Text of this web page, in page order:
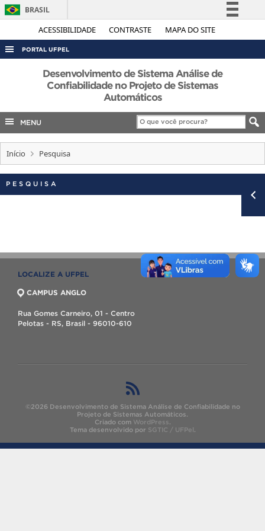
ACESSIBILIDADE CONTRASTE MAPA DO SITE
BRASIL
Simplifique!
Acesso à informação
Canais
PORTAL UFPEL
ACESSO À INFORMAÇÃO
AUDITORIA
EDITAIS
Desenvolvimento de Sistema Análise de
Confiabilidade no Projeto de Sistemas
Automáticos
MENU
Início Pesquisa
PESQUISA
LOCALIZE A UFPEL
CAMPUS ANGLO
Rua Gomes Carneiro, 01 - Centro
Pelotas - RS, Brasil - 96010-610
©2026 Desenvolvimento de Sistema Análise de Confiabilidade no
Projeto de Sistemas Automáticos.
Criado com WordPress.
Tema desenvolvido por SGTIC / UFPel.